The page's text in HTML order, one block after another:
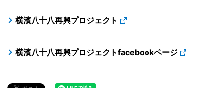
横濱八十八再興プロジェクト
横濱八十八再興プロジェクトfacebookページ